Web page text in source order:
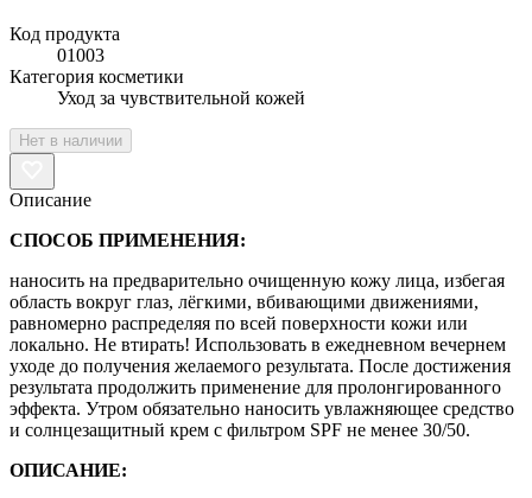
Код продукта
01003
Категория косметики
Уход за чувствительной кожей
Нет в наличии
Описание
СПОСОБ ПРИМЕНЕНИЯ:
наносить на предварительно очищенную кожу лица, избегая
область вокруг глаз, лёгкими, вбивающими движениями,
равномерно распределяя по всей поверхности кожи или
локально. Не втирать! Использовать в ежедневном вечернем
уходе до получения желаемого результата. После достижения
результата продолжить применение для пролонгированного
эффекта. Утром обязательно наносить увлажняющее средство
и солнцезащитный крем с фильтром SPF не менее 30/50.
ОПИСАНИЕ: